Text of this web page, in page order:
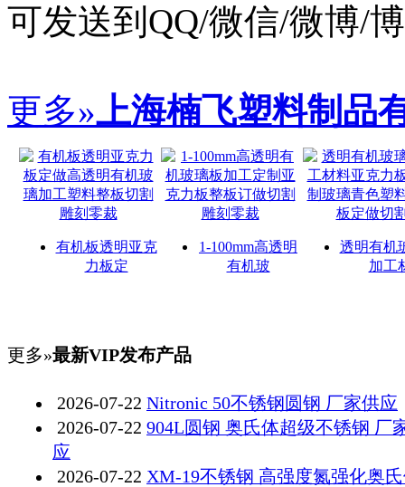
可发送到QQ/微信/微博/
更多»上海楠飞塑料制品
有机板透明亚克
力板定
1-100mm高透明
有机玻
透明有机
加工
更多»最新VIP发布产品
2026-07-22 Nitronic 50不锈钢圆钢 厂家供应
2026-07-22 904L圆钢 奥氏体超级不锈钢 厂
应
2026-07-22 XM-19不锈钢 高强度氮强化奥